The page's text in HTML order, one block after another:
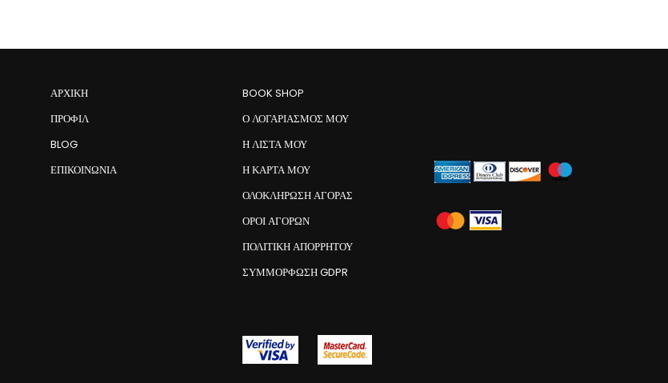
ΑΡΧΙΚΉ
ΠΡΟΦΊΛ
BLOG
ΕΠΙΚΟΙΝΩΝΊΑ
BOOK SHOP
Ο ΛΟΓΑΡΙΑΣΜΟΣ ΜΟΥ
Η ΛΙΣΤΑ ΜΟΥ
Η ΚΑΡΤΑ ΜΟΥ
ΟΛΟΚΛΗΡΩΣΗ ΑΓΟΡΑΣ
ΟΡΟΙ ΑΓΟΡΩΝ
ΠΟΛΙΤΙΚΗ ΑΠΟΡΡΗΤΟΥ
ΣΥΜΜΌΡΦΩΣΗ GDPR